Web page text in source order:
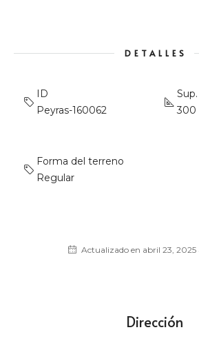
DETALLES
ID
Peyras-160062
300
Forma del terreno
Regular
Actualizado en abril 23, 2025
Dirección